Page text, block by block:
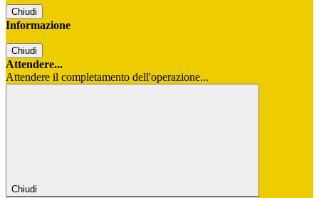
Chiudi
Informazione
Chiudi
Attendere...
Attendere il completamento dell'operazione...
Chiudi